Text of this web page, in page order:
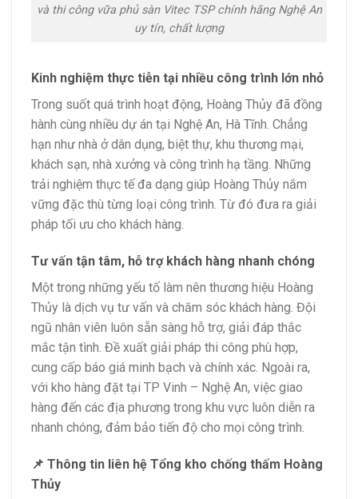
và thi công vữa phủ sàn Vitec TSP chính hãng Nghệ An
uy tín, chất lượng
Kinh nghiệm thực tiễn tại nhiều công trình lớn nhỏ
Trong suốt quá trình hoạt động, Hoàng Thủy đã đồng
hành cùng nhiều dự án tại Nghệ An, Hà Tĩnh. Chẳng
hạn như nhà ở dân dụng, biệt thự, khu thương mại,
khách sạn, nhà xưởng và công trình hạ tầng. Những
trải nghiệm thực tế đa dạng giúp Hoàng Thủy nắm
vững đặc thù từng loại công trình. Từ đó đưa ra giải
pháp tối ưu cho khách hàng.
Tư vấn tận tâm, hỗ trợ khách hàng nhanh chóng
Một trong những yếu tố làm nên thương hiệu Hoàng
Thủy là dịch vụ tư vấn và chăm sóc khách hàng. Đội
ngũ nhân viên luôn sẵn sàng hỗ trợ, giải đáp thắc
mắc tận tình. Đề xuất giải pháp thi công phù hợp,
cung cấp báo giá minh bạch và chính xác. Ngoài ra,
với kho hàng đặt tại TP Vinh – Nghệ An, việc giao
hàng đến các địa phương trong khu vực luôn diễn ra
nhanh chóng, đảm bảo tiến độ cho mọi công trình.
📌 Thông tin liên hệ Tổng kho chống thấm Hoàng
Thủy